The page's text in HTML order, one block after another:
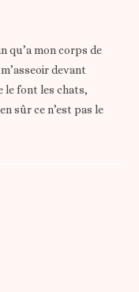
qu’a mon corps de
devant
le font les chats,
sûr ce n’est pas le